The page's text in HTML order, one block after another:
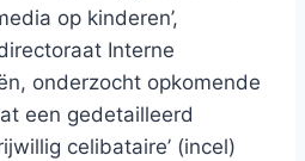
op kinderen’,
Interne
onderzocht opkomende
een gedetailleerd
celibataire’ (incel)